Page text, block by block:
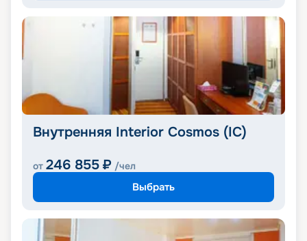
Внутренняя Interior Cosmos (IC)
от 246 855 ₽ /чел
Выбрать